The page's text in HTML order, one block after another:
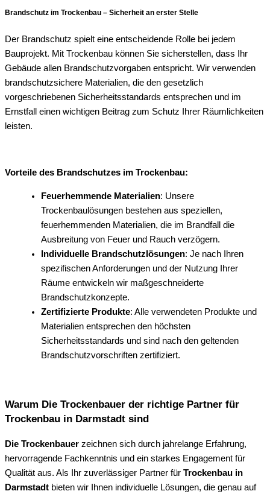
Brandschutz im Trockenbau – Sicherheit an erster Stelle
Der Brandschutz spielt eine entscheidende Rolle bei jedem
Bauprojekt. Mit Trockenbau können Sie sicherstellen, dass Ihr
Gebäude allen Brandschutzvorgaben entspricht. Wir verwenden
brandschutzsichere Materialien, die den gesetzlich
vorgeschriebenen Sicherheitsstandards entsprechen und im
Ernstfall einen wichtigen Beitrag zum Schutz Ihrer Räumlichkeiten
leisten.
Vorteile des Brandschutzes im Trockenbau:
Feuerhemmende Materialien: Unsere
Trockenbaulösungen bestehen aus speziellen,
feuerhemmenden Materialien, die im Brandfall die
Ausbreitung von Feuer und Rauch verzögern.
Individuelle Brandschutzlösungen: Je nach Ihren
spezifischen Anforderungen und der Nutzung Ihrer
Räume entwickeln wir maßgeschneiderte
Brandschutzkonzepte.
Zertifizierte Produkte: Alle verwendeten Produkte und
Materialien entsprechen den höchsten
Sicherheitsstandards und sind nach den geltenden
Brandschutzvorschriften zertifiziert.
Warum Die Trockenbauer der richtige Partner für
Trockenbau in Darmstadt sind
Die Trockenbauer zeichnen sich durch jahrelange Erfahrung,
hervorragende Fachkenntnis und ein starkes Engagement für
Qualität aus. Als Ihr zuverlässiger Partner für Trockenbau in
Darmstadt bieten wir Ihnen individuelle Lösungen, die genau auf